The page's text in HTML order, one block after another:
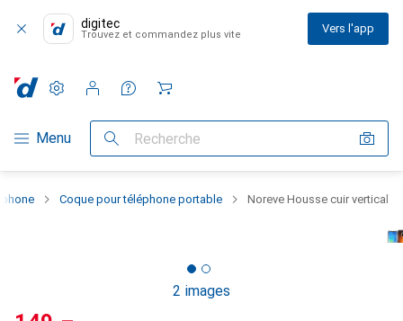
digitec
Trouvez et commandez plus vite Vers l'app
Navigation par catégorie
Menu Recherche
Paramètres
Compte client
Listes de comparaison
Listes d'envies
Panier
Coque pour téléphone portable Noreve Housse cuir vertical
2 images